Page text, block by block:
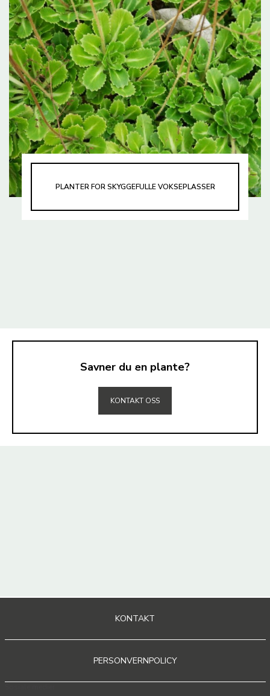
PLANTER FOR SKYGGEFULLE VOKSEPLASSER
Savner du en plante?
KONTAKT OSS
KONTAKT
PERSONVERNPOLICY